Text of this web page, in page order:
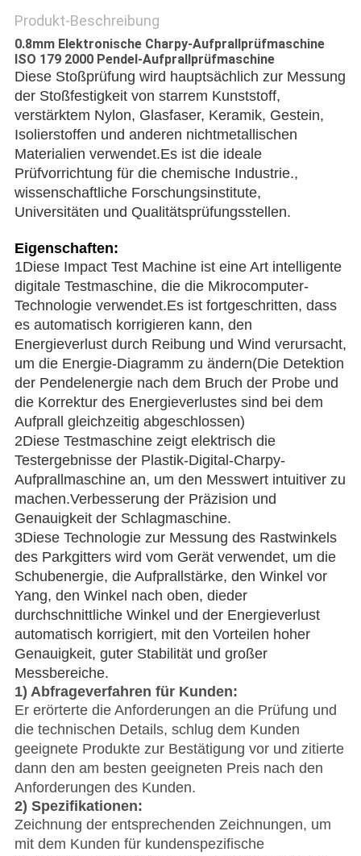
Produkt-Beschreibung
0.8mm Elektronische Charpy-Aufprallprüfmaschine
ISO 179 2000 Pendel-Aufprallprüfmaschine
Diese Stoßprüfung wird hauptsächlich zur Messung
der Stoßfestigkeit von starrem Kunststoff,
verstärktem Nylon, Glasfaser, Keramik, Gestein,
Isolierstoffen und anderen nichtmetallischen
Materialien verwendet.Es ist die ideale
Prüfvorrichtung für die chemische Industrie.,
wissenschaftliche Forschungsinstitute,
Universitäten und Qualitätsprüfungsstellen.
Eigenschaften:
1Diese Impact Test Machine ist eine Art intelligente
digitale Testmaschine, die die Mikrocomputer-
Technologie verwendet.Es ist fortgeschritten, dass
es automatisch korrigieren kann, den
Energieverlust durch Reibung und Wind verursacht,
um die Energie-Diagramm zu ändern(Die Detektion
der Pendelenergie nach dem Bruch der Probe und
die Korrektur des Energieverlustes sind bei dem
Aufprall gleichzeitig abgeschlossen)
2Diese Testmaschine zeigt elektrisch die
Testergebnisse der Plastik-Digital-Charpy-
Aufprallmaschine an, um den Messwert intuitiver zu
machen.Verbesserung der Präzision und
Genauigkeit der Schlagmaschine.
3Diese Technologie zur Messung des Rastwinkels
des Parkgitters wird vom Gerät verwendet, um die
Schubenergie, die Aufprallstärke, den Winkel vor
Yang, den Winkel nach oben, dieder
durchschnittliche Winkel und der Energieverlust
automatisch korrigiert, mit den Vorteilen hoher
Genauigkeit, guter Stabilität und großer
Messbereiche.
1) Abfrageverfahren für Kunden:
Er erörterte die Anforderungen an die Prüfung und
die technischen Details, schlug dem Kunden
geeignete Produkte zur Bestätigung vor und zitierte
dann den am besten geeigneten Preis nach den
Anforderungen des Kunden.
2) Spezifikationen:
Zeichnung der entsprechenden Zeichnungen, um
mit dem Kunden für kundenspezifische